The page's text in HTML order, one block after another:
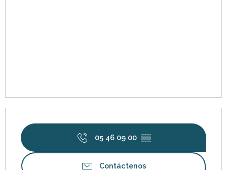
05 46 09 00 ▒▒
Contáctenos